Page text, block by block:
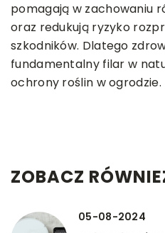
pomagają w zachowaniu
oraz redukują ryzyko
szkodników. Dlatego
fundamentalny filar w
ochrony roślin w ogrodzie.
ZOBACZ
05-08-2024